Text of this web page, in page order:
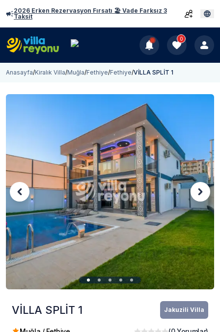
2026 Erken Rezervasyon Fırsatı 🏖️ Vade Farksız 3
Taksit
0
Anasayfa/Kiralık Villa/Muğla/Fethiye/Fethiye/VİLLA SPLİT 1
VİLLA SPLİT 1 Jakuzili Villa